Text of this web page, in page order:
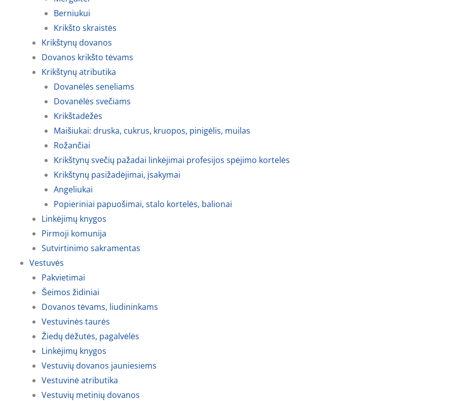
Berniukui
Krikšto skraistės
Krikštynų dovanos
Dovanos krikšto tėvams
Krikštynų atributika
Dovanėlės seneliams
Dovanėlės svečiams
Krikštadėžės
Maišiukai: druska, cukrus, kruopos, pinigėlis, muilas
Rožančiai
Krikštynų svečių pažadai linkėjimai profesijos spėjimo kortelės
Krikštynų pasižadėjimai, įsakymai
Angeliukai
Popieriniai papuošimai, stalo kortelės, balionai
Linkėjimų knygos
Pirmoji komunija
Sutvirtinimo sakramentas
Vestuvės
Pakvietimai
Šeimos židiniai
Dovanos tėvams, liudininkams
Vestuvinės taurės
Žiedų dėžutės, pagalvėlės
Linkėjimų knygos
Vestuvių dovanos jauniesiems
Vestuvinė atributika
Vestuvių metinių dovanos